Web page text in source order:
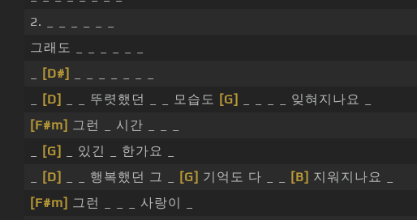
2. _ _ _ _ _ _
그래도 _ _ _ _ _ _
[D#]
[D] _ _ 뚜렷했던 _ _ 모습도 [G]
_ _ _ _ 잊혀지나요 _
[F#m] 그런 _ 시간 _ _ _
[G]
_ 있긴 _ 한가요 _
[D] _ _ 행복했던 그 _ [G] 기억도 다 _ _ [B] 지워지나요 _
[F#m] 그런 _ _ _ 사랑이 _